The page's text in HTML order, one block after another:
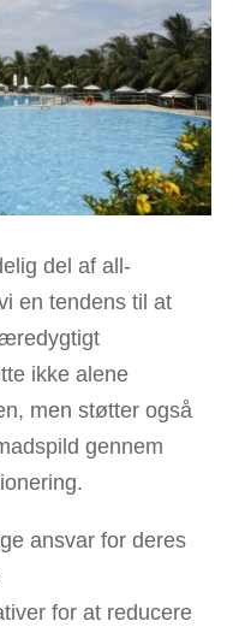
del af all-
en tendens til at
ikke alene
men støtter også
gennem
ansvar for deres
for at reducere